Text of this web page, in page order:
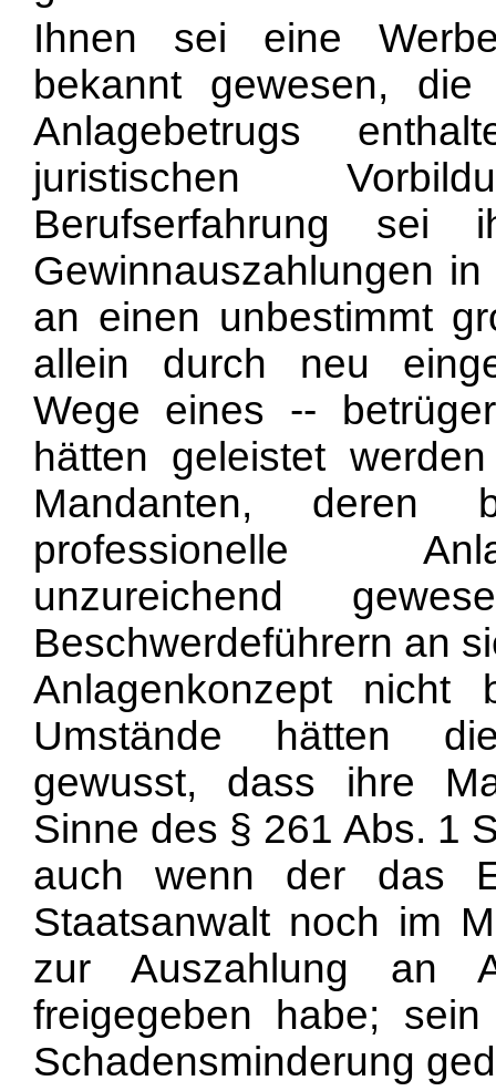
Ihnen sei eine
bekannt gewesen,
Anlagebetrugs
juristischen
Berufserfahrung sei
Gewinnauszahlungen
an einen unbestimmt
allein durch neu
Wege eines --
hätten geleistet
Mandanten, deren
professionelle
unzureichend
Beschwerdeführern an
Anlagenkonzept nicht
Umstände hätten
gewusst, dass ihre
Sinne des § 261 Abs. 1
auch wenn der das
Staatsanwalt noch im
zur Auszahlung an
freigegeben habe;
Schadensminderung